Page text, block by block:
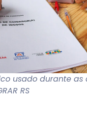
usado durante as
RS